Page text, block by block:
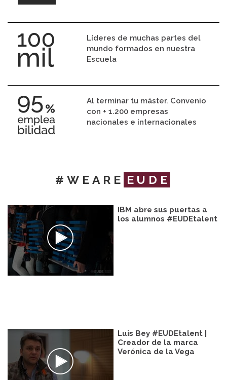
Líderes de muchas partes del
mundo formados en nuestra
Escuela
Al terminar tu máster. Convenio
con + 1.200 empresas
nacionales e internacionales
#WEARE EUDE
IBM abre sus puertas a
los alumnos #EUDEtalent
Luis Bey #EUDEtalent |
Creador de la marca
Verónica de la Vega